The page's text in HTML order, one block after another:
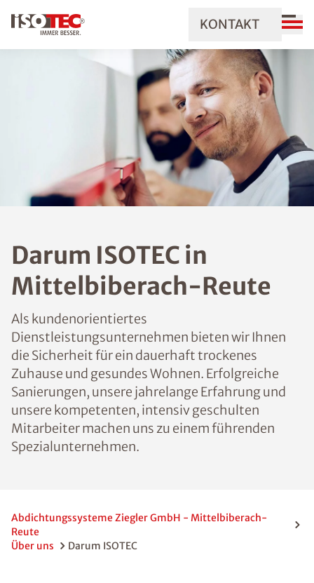
KONTAKT
Darum ISOTEC in
Mittelbiberach-Reute
Als kundenorientiertes
Dienstleistungsunternehmen bieten wir Ihnen
die Sicherheit für ein dauerhaft trockenes
Zuhause und gesundes Wohnen. Erfolgreiche
Sanierungen, unsere jahrelange Erfahrung und
unsere kompetenten, intensiv geschulten
Mitarbeiter machen uns zu einem führenden
Spezialunternehmen.
Abdichtungssysteme Ziegler GmbH - Mittelbiberach-
Reute
Über uns
Darum ISOTEC